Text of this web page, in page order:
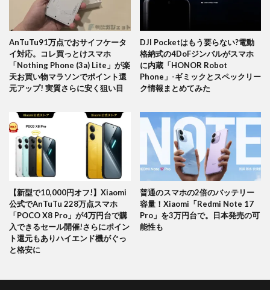
AnTuTu91万点でおサイフケータ
イ対応。コレ買っとけスマホ
「Nothing Phone (3a) Lite」が楽
天お買い物マラソンでポイント還
元アップ! 実質さらに安く狙い目
DJI Pocketはもう要らない?電動
格納式の4DoFジンバルがスマホ
に内蔵「HONOR Robot
Phone」-ギミックとスペックリー
ク情報まとめてみた
【新型で10,000円オフ!】Xiaomi
公式でAnTuTu 228万点スマホ
「POCO X8 Pro」が4万円台で購
入できるセール開催!さらにポイン
ト還元もありハイエンド機がぐっ
と格安に
普通のスマホの2倍のバッテリー
容量！Xiaomi「Redmi Note 17
Pro」を3万円台で。日本発売の可
能性も